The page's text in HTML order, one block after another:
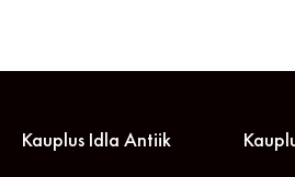
Kauplus Idla Antiik